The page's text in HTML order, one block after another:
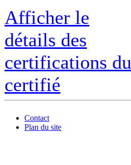
Afficher le
détails des
certifications du
certifié
Contact
Plan du site